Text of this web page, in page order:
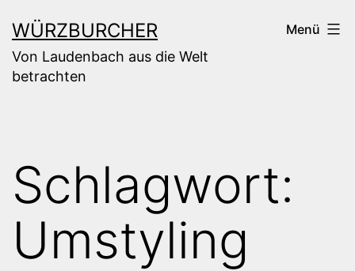
Inhalt
springen
WÜRZBURCHER
Von Laudenbach aus die Welt
betrachten
Menü
Schlagwort:
Umstyling